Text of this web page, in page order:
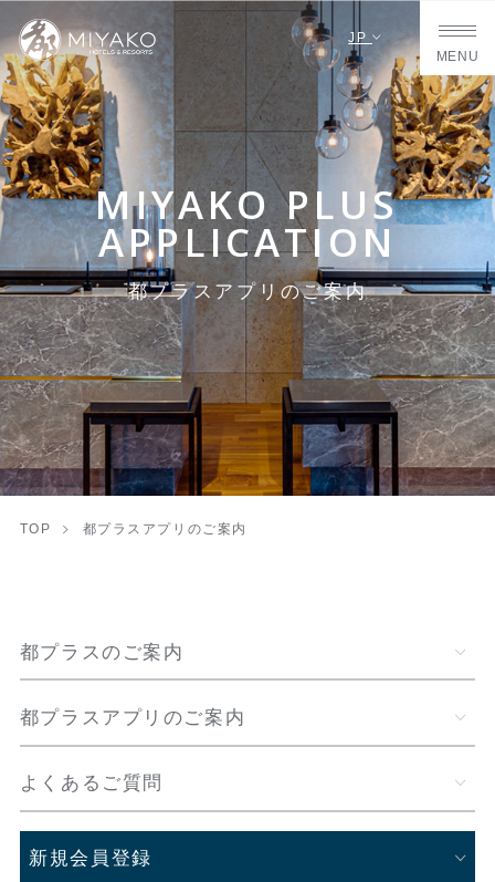
JP
MENU
MIYAKO PLUS
APPLICATION
都プラスアプリのご案内
TOP 都プラスアプリのご案内
都プラスのご案内
都プラスアプリのご案内
よくあるご質問
新規会員登録